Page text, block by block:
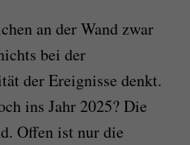
an der Wand zwar
bei der
der Ereignisse denkt.
ins Jahr 2025? Die
Offen ist nur die